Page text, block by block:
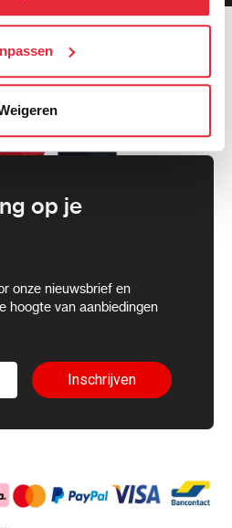
derden
die uw gegevens
op je
onze nieuwsbrief en
hoogte van aanbiedingen
Inschrijven